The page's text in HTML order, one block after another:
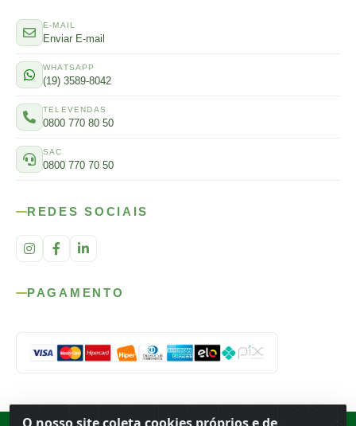
E-MAIL
Enviar E-mail
WHATSAPP
(19) 3589-8042
TELEVENDAS
0800 770 80 50
SAC
0800 770 70 50
REDES SOCIAIS
PAGAMENTO